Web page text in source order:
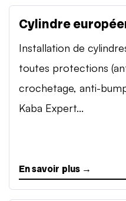
Cylindre
Installation de
toutes protections
crochetage, anti-
Kaba Expert...
En savoir plus →